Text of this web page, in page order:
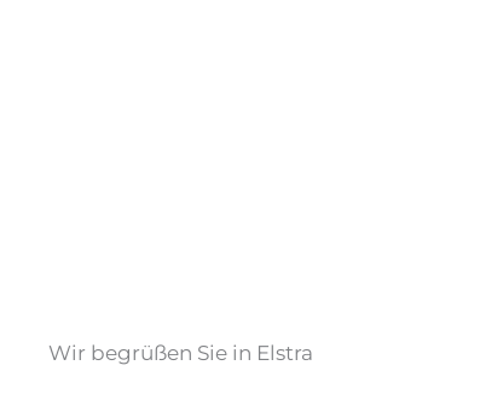
Wir begrüßen Sie in Elstra